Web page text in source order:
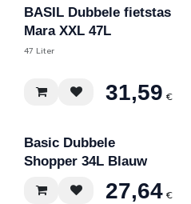
BASIL Dubbele fietstas
Mara XXL 47L
47 Liter
31,59 €
Basic Dubbele
Shopper 34L Blauw
27,64€